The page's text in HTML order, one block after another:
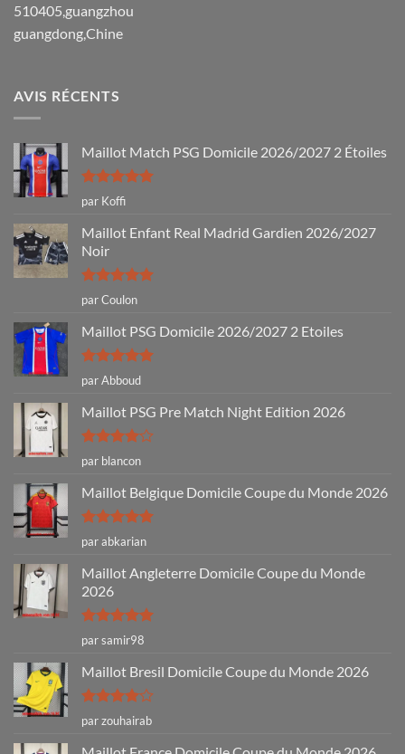
510405,guangzhou
guangdong,Chine
AVIS RÉCENTS
Maillot Match PSG Domicile 2026/2027 2 Étoiles
Note5sur
5
par Koffi
Maillot Enfant Real Madrid Gardien 2026/2027
Noir
Note5sur
5
par Coulon
Maillot PSG Domicile 2026/2027 2 Etoiles
Note5sur
5
par Abboud
Maillot PSG Pre Match Night Edition 2026
Note4
sur 5
par blancon
Maillot Belgique Domicile Coupe du Monde 2026
Note5sur
5
par abkarian
Maillot Angleterre Domicile Coupe du Monde
2026
Note5sur
5
par samir98
Maillot Bresil Domicile Coupe du Monde 2026
Note4
sur 5
par zouhairab